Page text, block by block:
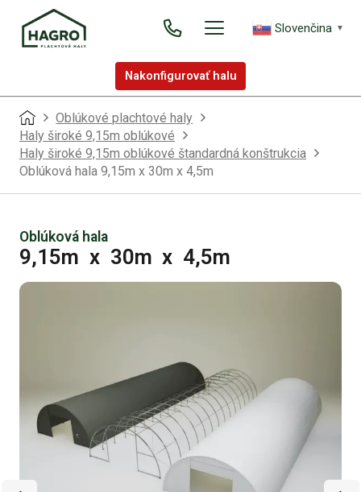
Slovenčina ▼
Nakonfigurovať halu
Oblúkové plachtové haly
Haly široké 9,15m oblúkové
Haly široké 9,15m oblúkové štandardná konštrukcia
Oblúková hala 9,15m x 30m x 4,5m
Oblúková hala
9,15m x 30m x 4,5m